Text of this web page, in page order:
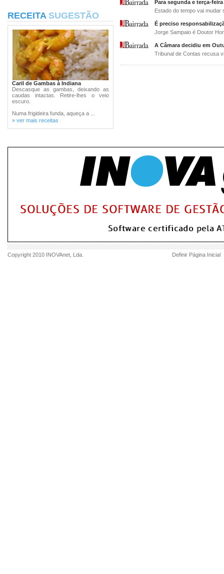
RECEITA SUGESTÃO
Caril de Gambas à Indiana
Descasque as gambas, deixando as
caudas intactas. Retire-lhes o veio
escuro.
Numa frigideira funda, aqueça a ...
» ver mais receitas
Para segunda e terça-
Estado do tempo vai mudar
É preciso
Jorge Sampaio é Doutor
A Câmara decidiu em
Tribunal de Contas recusa
Copyright 2010 INOVAnet , Lda. Definir Página Inicial